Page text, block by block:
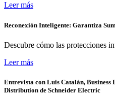
Leer más
Reconexión Inteligente: Garantiza
Descubre cómo las protecciones
Leer más
Entrevista con Luis Catalán,
Distribution de Schneider Electric